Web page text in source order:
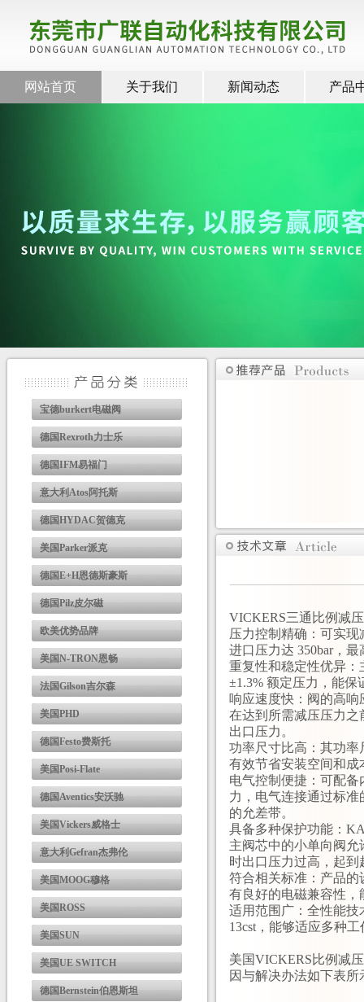
网站首页 关于我们 新闻动态 产品
宝德burkert电磁阀
德国Rexroth力士乐
德国IFM易福门
意大利Atos阿托斯
德国HYDAC贺德克
美国Parker派克
德国E+H恩德斯豪斯
德国Pilz皮尔磁
欧美优势品牌
美国N-TRON恩畅
法国Gilson吉尔森
美国PHD
德国Festo费斯托
美国Posi-Flate
德国Aventics安沃驰
美国Vickers威格士
意大利Gefran杰弗伦
美国MOOG穆格
美国ROSS
美国SUN
美国UE SWITCH
德国Bernstein伯恩斯坦
VICKERS三通比例减
压力控制精确：可实
进口压力达 350bar，
重复性和稳定性优异
±1.3% 额定压力，能
响应速度快：阀的高
在达到所需减压压力
出口压力。
功率尺寸比高：其功
有效节省安装空间和成
电气控制便捷：可配备
力，电气连接通过标
的允差带。
具备多种保护功能：
主阀芯中的小单向阀
时出口压力过高，起到
符合相关标准：产品的
有良好的电磁兼容性
适用范围广：全性能技
13cst，能够适应多种
美国VICKERS比例减
因与解决办法如下表